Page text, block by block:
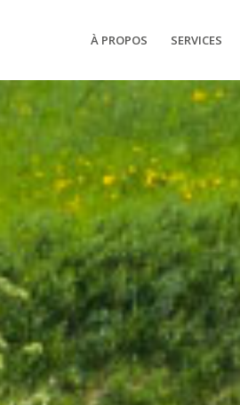
À PROPOS SERVICES